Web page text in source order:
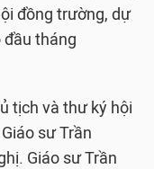
đồng trường, dự
đầu tháng
tịch và thư ký hội
sư Trần
Giáo sư Trần